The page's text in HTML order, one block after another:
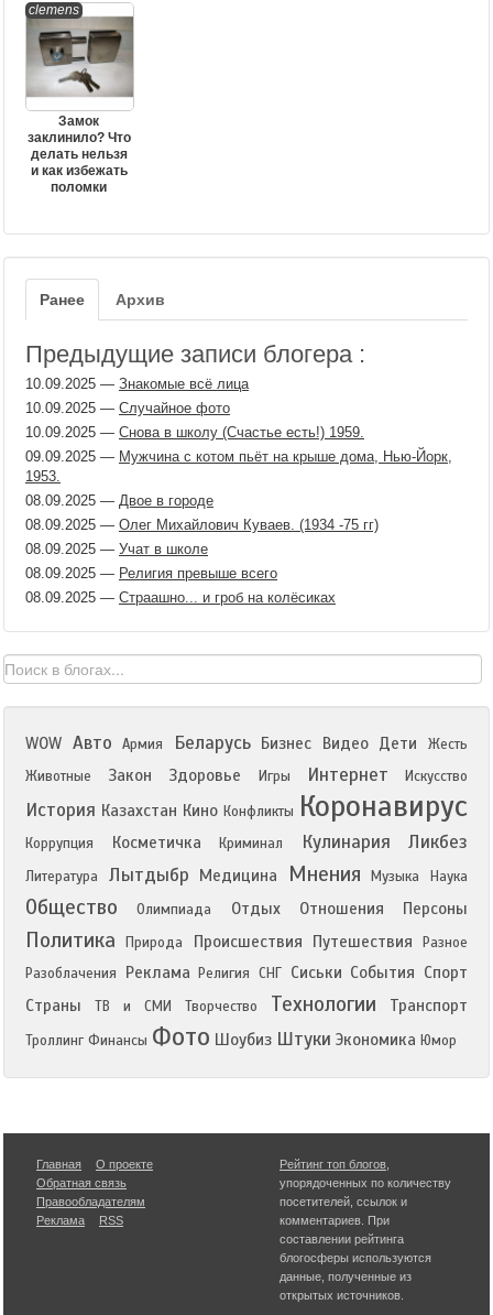
clemens
Замок
заклинило? Что
делать нельзя
и как избежать
поломки
Ранее Архив
Предыдущие записи блогера :
10.09.2025 — Знакомые всё лица
10.09.2025 — Случайное фото
10.09.2025 — Снова в школу (Счастье есть!) 1959.
09.09.2025 — Мужчина с котом пьёт на крыше дома, Нью-Йорк,
1953.
08.09.2025 — Двое в городе
08.09.2025 — Олег Михайлович Куваев. (1934 -75 гг)
08.09.2025 — Учат в школе
08.09.2025 — Религия превыше всего
08.09.2025 — Страашно... и гроб на колёсиках
WOW Авто Армия Беларусь Бизнес Видео Дети
Жесть
Животные
Закон Здоровье Игры Интернет Искусство
История Казахстан Кино Конфликты Коронавирус
Коррупция Косметичка Криминал Кулинария Ликбез
Литература Лытдыбр Медицина Мнения Музыка Наука
Общество Олимпиада Отдых Отношения Персоны
Политика Природа Происшествия Путешествия
Разное
Разоблачения
Реклама Религия СНГ Сиськи События Спорт
Страны
ТВ и СМИ Творчество Технологии Транспорт
Троллинг Финансы Фото Шоубиз Штуки Экономика Юмор
Главная
О проекте
Обратная связь
Правообладателям
Реклама
RSS
Рейтинг топ блогов
упорядоченных по количеству
посетителей, ссылок и
комментариев. При
составлении рейтинга
блогосферы используются
данные, полученные из
открытых источников.